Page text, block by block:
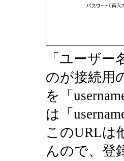
「ユーザ
のが接続用
を「
は「
このURLは
んので、登